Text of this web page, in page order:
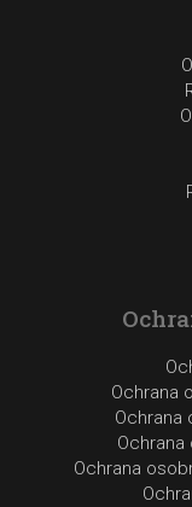
Ochrana
Ochrana
Ochrana